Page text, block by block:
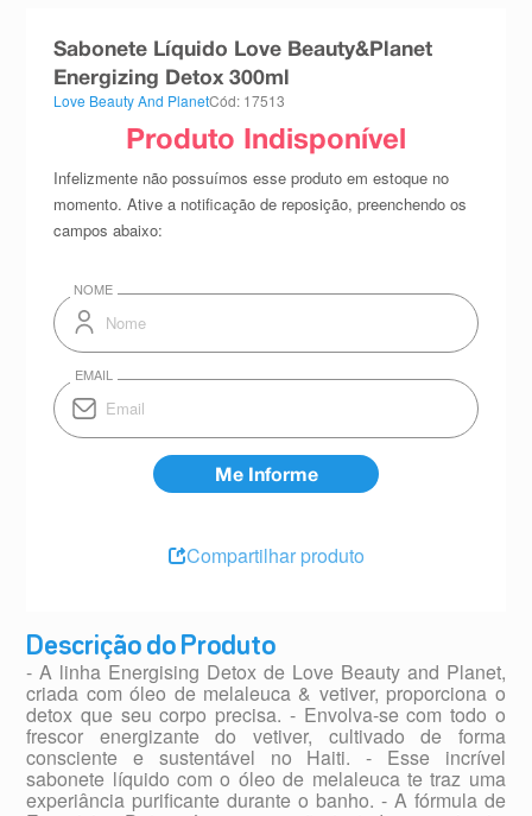
Descrição do Produto
- A linha Energising Detox de Love Beauty and Planet,
criada com óleo de melaleuca & vetiver, proporciona o
detox que seu corpo precisa. - Envolva-se com todo o
frescor energizante do vetiver, cultivado de forma
consciente e sustentável no Haiti. - Esse incrível
sabonete líquido com o óleo de melaleuca te traz uma
experiância purificante durante o banho. - A fórmula de
Sabonete Líquido Love Beauty&Planet
Energizing Detox 300ml
Love Beauty And PlanetCód: 17513
Compartilhar produto
esmalte
ºabsorvente